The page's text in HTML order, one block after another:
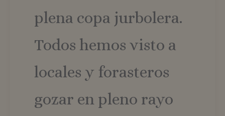
plena copa jurbolera.
Todos hemos visto a
locales y forasteros
gozar en pleno rayo